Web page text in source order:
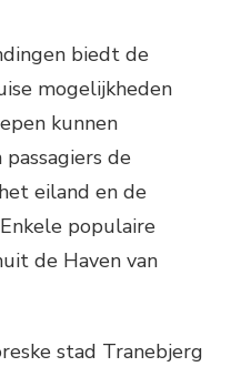
biedt de
mogelijkheden
kunnen
de
eiland en de
populaire
de Haven van
stad Tranebjerg